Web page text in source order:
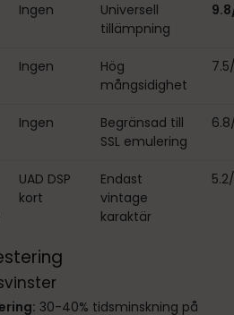
Ingen
Universell
tillämpning
Ingen
Hög
mångsidighet
Ingen
Begränsad till
SSL emulering
UAD DSP
kort
Endast
vintage
karaktär
30-40% tidsminskning på